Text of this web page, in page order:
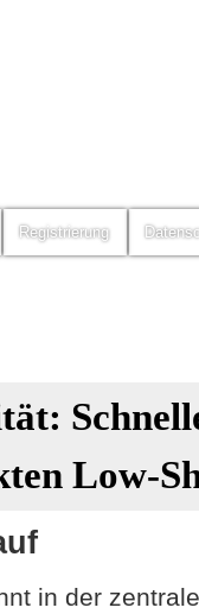
Registrierung
Low-
in der